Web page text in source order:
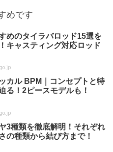
めです
めのタイラバロッド15選を
キャスティング対応ロッド
カル BPM｜コンセプトと特
る！2ピースモデルも！
3種類を徹底解明！それぞれ
の種類から結び方まで！